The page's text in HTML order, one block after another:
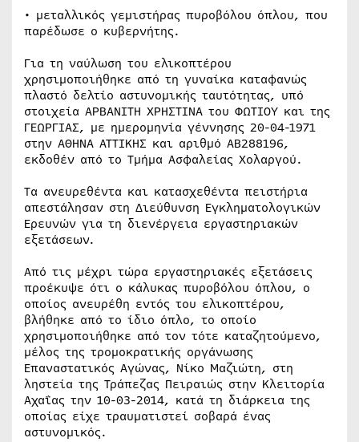
• μεταλλικός γεμιστήρας πυροβόλου όπλου, που
παρέδωσε ο κυβερνήτης.
Για τη ναύλωση του ελικοπτέρου
χρησιμοποιήθηκε από τη γυναίκα καταφανώς
πλαστό δελτίο αστυνομικής ταυτότητας, υπό
στοιχεία ΑΡΒΑΝΙΤΗ ΧΡΗΣΤΙΝΑ του ΦΩΤΙΟΥ και της
ΓΕΩΡΓΙΑΣ, με ημερομηνία γέννησης 20-04-1971
στην ΑΘΗΝΑ ΑΤΤΙΚΗΣ και αριθμό ΑΒ288196,
εκδοθέν από το Τμήμα Ασφαλείας Χολαργού.
Τα ανευρεθέντα και κατασχεθέντα πειστήρια
απεστάλησαν στη Διεύθυνση Εγκληματολογικών
Ερευνών για τη διενέργεια εργαστηριακών
εξετάσεων.
Από τις μέχρι τώρα εργαστηριακές εξετάσεις
προέκυψε ότι ο κάλυκας πυροβόλου όπλου, ο
οποίος ανευρέθη εντός του ελικοπτέρου,
βλήθηκε από το ίδιο όπλο, το οποίο
χρησιμοποιήθηκε από τον τότε καταζητούμενο,
μέλος της τρομοκρατικής οργάνωσης
Επαναστατικός Αγώνας, Νίκο Μαζιώτη, στη
ληστεία της Τράπεζας Πειραιώς στην Κλειτορία
Αχαΐας την 10-03-2014, κατά τη διάρκεια της
οποίας είχε τραυματιστεί σοβαρά ένας
αστυνομικός.